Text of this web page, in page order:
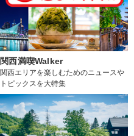
関西満喫Walker
関西エリアを楽しむためのニュースや
トピックスを大特集